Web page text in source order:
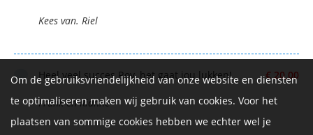
Kees van. Riel
€ 20,00
Heel veel succes Roy, het gaat jou lukken!
Frank en Rianne
Om de gebruiksvriendelijkheid van onze website en diensten
te optimaliseren maken wij gebruik van cookies. Voor het
plaatsen van sommige cookies hebben we echter wel je